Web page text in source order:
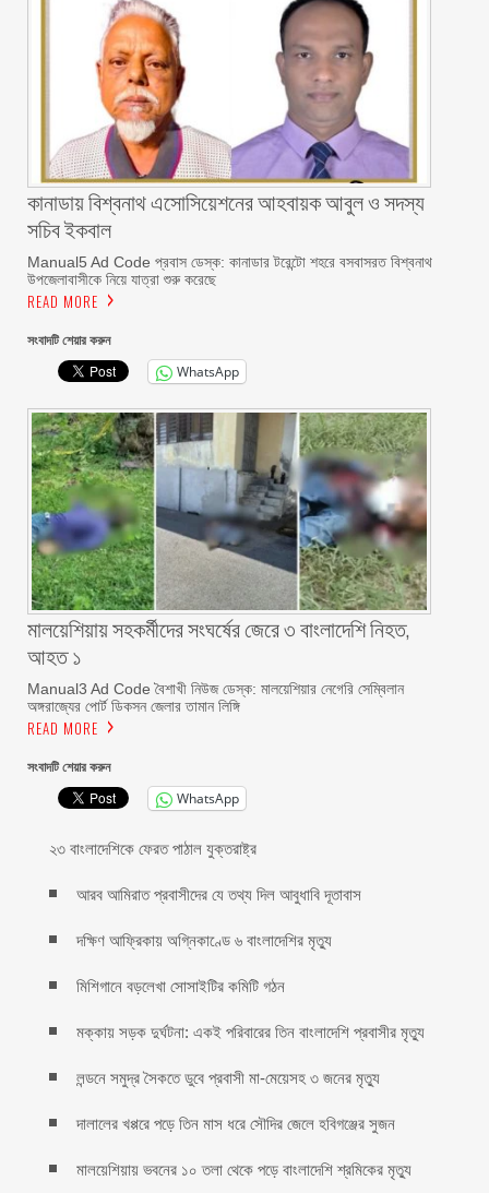
কানাডায় বিশ্বনাথ এসোসিয়েশনের আহবায়ক আবুল ও সদস্য
সচিব ইকবাল
Manual5 Ad Code প্রবাস ডেস্ক: কানাডার টরেন্টো শহরে বসবাসরত বিশ্বনাথ
উপজেলাবাসীকে নিয়ে যাত্রা শুরু করেছে
READ MORE
সংবাদটি শেয়ার করুন
WhatsApp
মালয়েশিয়ায় সহকর্মীদের সংঘর্ষের জেরে ৩ বাংলাদেশি নিহত,
আহত ১
Manual3 Ad Code বৈশাখী নিউজ ডেস্ক: মালয়েশিয়ার নেগেরি সেম্বিলান
অঙ্গরাজ্যের পোর্ট ডিকসন জেলার তামান লিঙ্গি
READ MORE
সংবাদটি শেয়ার করুন
WhatsApp
২৩ বাংলাদেশিকে ফেরত পাঠাল যুক্তরাষ্ট্র
আরব আমিরাত প্রবাসীদের যে তথ্য দিল আবুধাবি দূতাবাস
দক্ষিণ আফ্রিকায় অগ্নিকাণ্ডে ৬ বাংলাদেশির মৃত্যু
মিশিগানে বড়লেখা সোসাইটির কমিটি গঠন
মক্কায় সড়ক দুর্ঘটনা: একই পরিবারের তিন বাংলাদেশি প্রবাসীর মৃত্যু
লন্ডনে সমুদ্র সৈকতে ডুবে প্রবাসী মা-মেয়েসহ ৩ জনের মৃত্যু
দালালের খপ্পরে পড়ে তিন মাস ধরে সৌদির জেলে হবিগঞ্জের সুজন
মালয়েশিয়ায় ভবনের ১০ তলা থেকে পড়ে বাংলাদেশি শ্রমিকের মৃত্যু